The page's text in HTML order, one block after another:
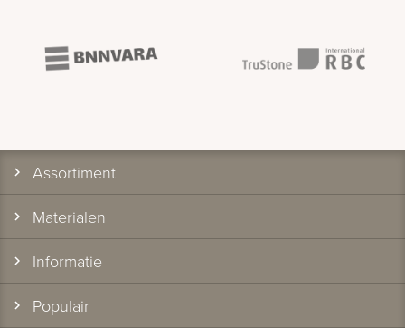
Assortiment
Materialen
Informatie
Populair